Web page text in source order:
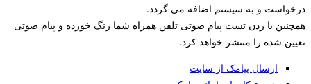
درخواست و به سیستم اضافه می گردد.
همچنین با زدن تست پیام صوتی تلفن همراه شما زنگ خورده و پیام صوتی
تعیین شده را منتشر خواهد کرد.
ارسال پیامک از سایت